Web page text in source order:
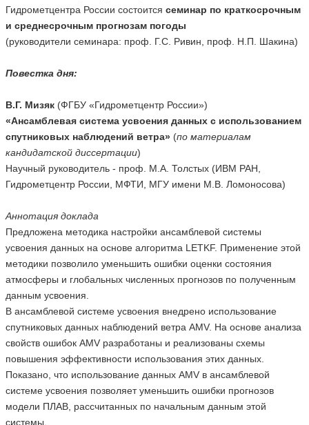
Гидрометцентра России состоится семинар по краткосрочным
и среднесрочным прогнозам погоды
(руководители семинара: проф. Г.С. Ривин, проф. Н.П. Шакина)
Повестка дня:
В.Г. Мизяк(ФГБУ «Гидрометцентр России»)
«Ансамблевая система усвоения данных с использованием
спутниковых наблюдений ветра»(по материалам
кандидатской диссертации)
Научный руководитель - проф. М.А. Толстых (ИВМ РАН,
Гидрометцентр России, МФТИ, МГУ имени М.В. Ломоносова)
Аннотация доклада
Предложена методика настройки ансамблевой системы
усвоения данных на основе алгоритма LETKF. Применение этой
методики позволило уменьшить ошибки оценки состояния
атмосферы и глобальных численных прогнозов по полученным
данным усвоения.
В ансамблевой системе усвоения внедрено использование
спутниковых данных наблюдений ветра AMV. На основе анализа
свойств ошибок AMV разработаны и реализованы схемы
повышения эффективности использования этих данных.
Показано, что использование данных AMV в ансамблевой
системе усвоения позволяет уменьшить ошибки прогнозов
модели ПЛАВ, рассчитанных по начальным данным этой
системы.